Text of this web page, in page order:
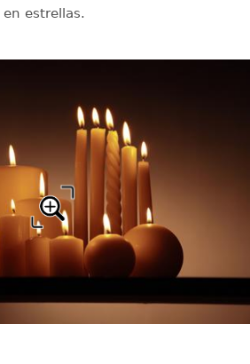
estrellas.